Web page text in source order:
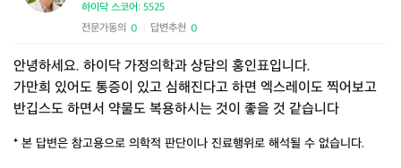
하이닥 스코어: 5525
전문가동의 0 답변추천 0
안녕하세요. 하이닥 가정의학과 상담의 홍인표입니다.
가만희 있어도 통증이 있고 심해진다고 하면 엑스레이도 찍어보고
반깁스도 하면서 약물도 복용하시는 것이 좋을 것 같습니다
* 본 답변은 참고용으로 의학적 판단이나 진료행위로 해석될 수 없습니다.